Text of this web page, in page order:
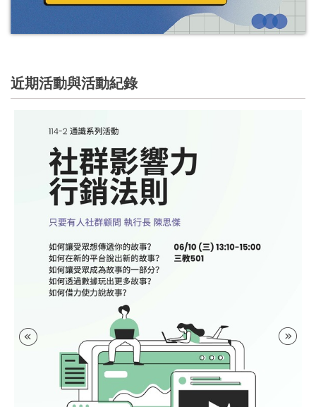
近期活動與活動紀錄